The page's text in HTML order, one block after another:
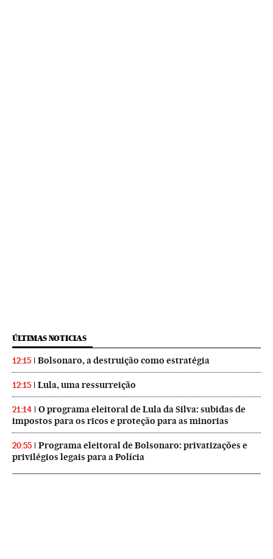
ÚLTIMAS NOTICIAS
12:15 Bolsonaro, a destruição como estratégia
12:15 Lula, uma ressurreição
21:14
O programa eleitoral de Lula da Silva: subidas de
impostos para os ricos e proteção para as minorias
20:55
Programa eleitoral de Bolsonaro: privatizações e
privilégios legais para a Polícia